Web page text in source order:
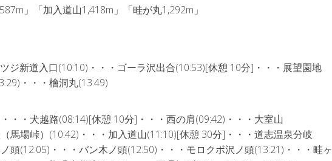
」「加入道山1,418m」「畦が丸1,292m」
ジ新道入口(10:10)・・・ゴーラ沢出合(10:53)[休憩 10分]・・・展望園地
・・・檜洞丸(13:49)
・・犬越路(08:14)[休憩 10分]・・・西の肩(09:42)・・・大室山
馬場峠）(10:42)・・・加入道山(11:10)[休憩 30分]・・・道志温泉分岐
頭(12:05)・・・バン木ノ頭(12:50)・・・モロクボ沢ノ頭(13:21)・・・畦ヶ